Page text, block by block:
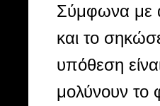
Σύμφωνα με
και το
υπόθεση
μολύνουν το